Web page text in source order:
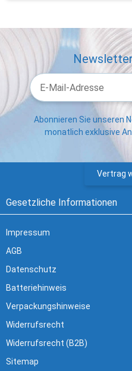
Abonnieren Sie unseren
monatlich exklusive
Vertrag
Gesetzliche Informationen
Impressum
AGB
Datenschutz
Batteriehinweis
Verpackungshinweise
Widerrufsrecht
Widerrufsrecht (B2B)
Sitemap